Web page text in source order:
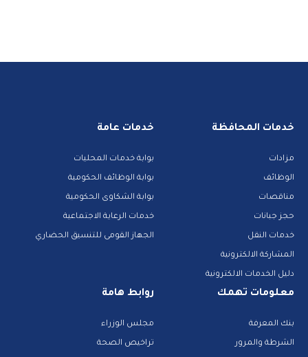
خدمات المحافظة
مزادات
الوظائف
مناقصات
حجز جبانات
خدمات النقل
المشاركة الالكترونية
دليل الخدمات الالكترونية
خدمات عامة
بوابة خدمات المحليات
بوابة الوظائف الحكومية
بوابة الشكاوى الحكومية
خدمات الرعاية الاجتماعية
الجهاز القومى للتنسيق الحضاري
معلومات تهمك
بنك المعرفة
الشرطة والمرور
روابط هامة
مجلس الوزراء
تراخيص الصحة